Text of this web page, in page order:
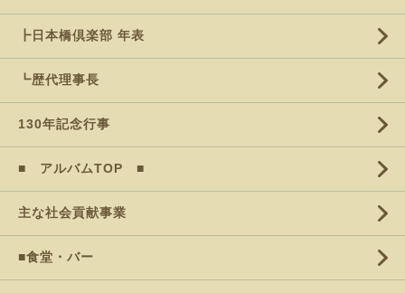
┣日本橋倶楽部 年表
┗歴代理事長
130年記念行事
■ アルバムTOP ■
主な社会貢献事業
■食堂・バー